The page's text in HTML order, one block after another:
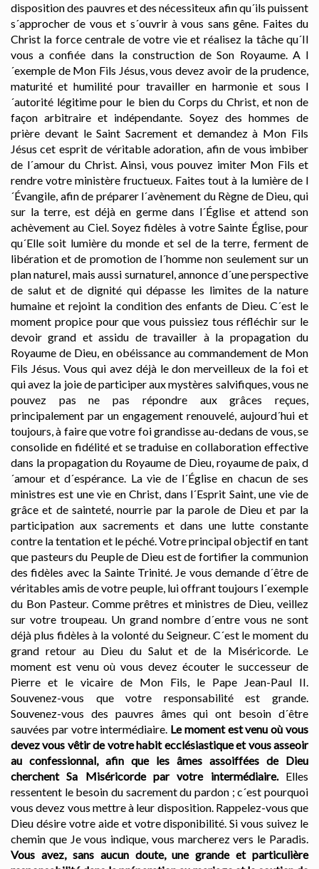
disposition des pauvres et des nécessiteux afin qu´ils puissent
s´approcher de vous et s´ouvrir à vous sans gêne. Faites du
Christ la force centrale de votre vie et réalisez la tâche qu´Il
vous a confiée dans la construction de Son Royaume. A l
´exemple de Mon Fils Jésus, vous devez avoir de la prudence,
maturité et humilité pour travailler en harmonie et sous l
´autorité légitime pour le bien du Corps du Christ, et non de
façon arbitraire et indépendante. Soyez des hommes de
prière devant le Saint Sacrement et demandez à Mon Fils
Jésus cet esprit de véritable adoration, afin de vous imbiber
de l´amour du Christ. Ainsi, vous pouvez imiter Mon Fils et
rendre votre ministère fructueux. Faites tout à la lumière de l
´Évangile, afin de préparer l´avènement du Règne de Dieu, qui
sur la terre, est déjà en germe dans l´Église et attend son
achèvement au Ciel. Soyez fidèles à votre Sainte Église, pour
qu´Elle soit lumière du monde et sel de la terre, ferment de
libération et de promotion de l´homme non seulement sur un
plan naturel, mais aussi surnaturel, annonce d´une perspective
de salut et de dignité qui dépasse les limites de la nature
humaine et rejoint la condition des enfants de Dieu. C´est le
moment propice pour que vous puissiez tous réfléchir sur le
devoir grand et assidu de travailler à la propagation du
Royaume de Dieu, en obéissance au commandement de Mon
Fils Jésus. Vous qui avez déjà le don merveilleux de la foi et
qui avez la joie de participer aux mystères salvifiques, vous ne
pouvez pas ne pas répondre aux grâces reçues,
principalement par un engagement renouvelé, aujourd´hui et
toujours, à faire que votre foi grandisse au-dedans de vous, se
consolide en fidélité et se traduise en collaboration effective
dans la propagation du Royaume de Dieu, royaume de paix, d
´amour et d´espérance. La vie de l´Église en chacun de ses
ministres est une vie en Christ, dans l´Esprit Saint, une vie de
grâce et de sainteté, nourrie par la parole de Dieu et par la
participation aux sacrements et dans une lutte constante
contre la tentation et le péché. Votre principal objectif en tant
que pasteurs du Peuple de Dieu est de fortifier la communion
des fidèles avec la Sainte Trinité. Je vous demande d´être de
véritables amis de votre peuple, lui offrant toujours l´exemple
du Bon Pasteur. Comme prêtres et ministres de Dieu, veillez
sur votre troupeau. Un grand nombre d´entre vous ne sont
déjà plus fidèles à la volonté du Seigneur. C´est le moment du
grand retour au Dieu du Salut et de la Miséricorde. Le
moment est venu où vous devez écouter le successeur de
Pierre et le vicaire de Mon Fils, le Pape Jean-Paul II.
Souvenez-vous que votre responsabilité est grande.
Souvenez-vous des pauvres âmes qui ont besoin d´être
sauvées par votre intermédiaire. Le moment est venu où vous
devez vous vêtir de votre habit ecclésiastique et vous asseoir
au confessionnal, afin que les âmes assoiffées de Dieu
cherchent Sa Miséricorde par votre intermédiaire.Elles
ressentent le besoin du sacrement du pardon ; c´est pourquoi
vous devez vous mettre à leur disposition. Rappelez-vous que
Dieu désire votre aide et votre disponibilité. Si vous suivez le
chemin que Je vous indique, vous marcherez vers le Paradis.
Vous avez, sans aucun doute, une grande et particulière